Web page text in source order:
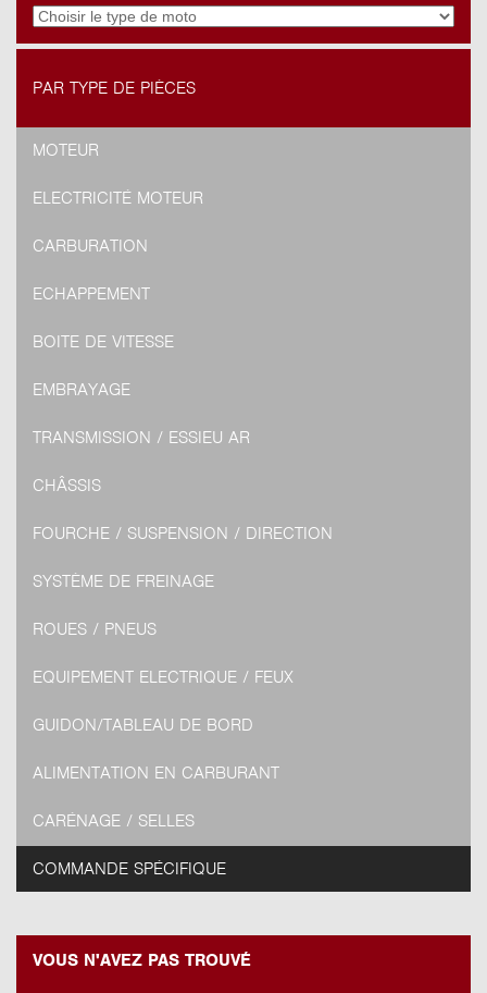
PAR TYPE DE PIÈCES
MOTEUR
ELECTRICITÉ MOTEUR
CARBURATION
ECHAPPEMENT
BOITE DE VITESSE
EMBRAYAGE
TRANSMISSION / ESSIEU AR
CHÂSSIS
FOURCHE / SUSPENSION / DIRECTION
SYSTÈME DE FREINAGE
ROUES / PNEUS
EQUIPEMENT ELECTRIQUE / FEUX
GUIDON/TABLEAU DE BORD
ALIMENTATION EN CARBURANT
CARÉNAGE / SELLES
COMMANDE SPÉCIFIQUE
VOUS N'AVEZ PAS TROUVÉ